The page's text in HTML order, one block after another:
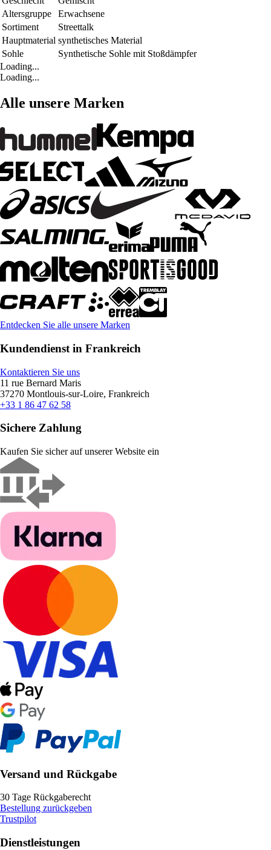
Altersgruppe
Erwachsene
Sortiment
Streettalk
Hauptmaterial synthetisches Material
Sohle
Synthetische Sohle mit Stoßdämpfer
Loading...
Loading...
Alle unsere Marken
Entdecken Sie alle unsere Marken
Kundendienst in Frankreich
Kontaktieren Sie uns
11 rue Bernard Maris
37270 Montlouis-sur-Loire, Frankreich
+33 1 86 47 62 58
Sichere Zahlung
Kaufen Sie sicher auf unserer Website ein
Versand und Rückgabe
30 Tage Rückgaberecht
Bestellung zurückgeben
Trustpilot
Dienstleistungen